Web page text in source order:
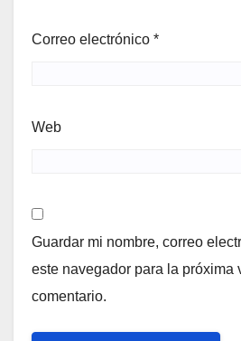
Correo electrónico *
Web
Guardar mi nombre, correo
este navegador para la próxima
comentario.